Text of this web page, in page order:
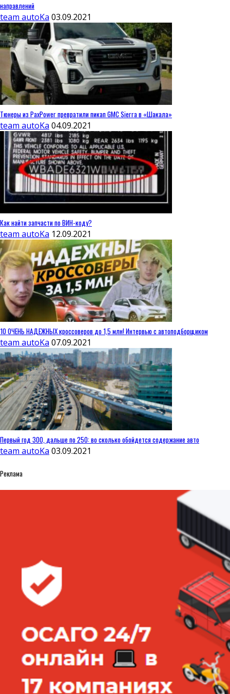
направлений
team autoKa 03.09.2021
Тюнеры из PaxPower превратили пикап GMC Sierra в «Шакала»
team autoKa 04.09.2021
Как найти запчасти по ВИН-коду?
team autoKa 12.09.2021
10 ОЧЕНЬ НАДЕЖНЫХ кроссоверов до 1,5 млн! Интервью с автоподборщиком
team autoKa 07.09.2021
Первый год 300, дальше по 250: во сколько обойдется содержание авто
team autoKa 03.09.2021
Реклама